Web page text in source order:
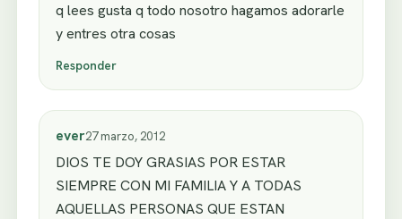
q lees gusta q todo nosotro hagamos adorarle
y entres otra cosas
Responder
ever27 marzo, 2012
DIOS TE DOY GRASIAS POR ESTAR
SIEMPRE CON MI FAMILIA Y A TODAS
AQUELLAS PERSONAS QUE ESTAN